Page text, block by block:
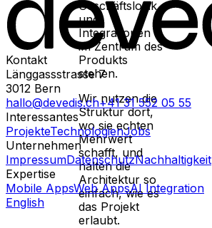
Geschäftslogik
und
Integrationen
im Zentrum des
Produkts
stehen.
Wir nutzen die
Struktur dort,
wo sie echten
Mehrwert
schafft, und
halten die
Architektur so
einfach, wie es
das Projekt
erlaubt.
Kontakt
Länggassstrasse 7
3012 Bern
hallo@devedis.ch+41 31 552 05 55
Interessantes
ProjekteTechnologienJobs
Unternehmen
ImpressumDatenschutzNachhaltigkeit
Expertise
Mobile AppsWeb AppsAI Integration
English